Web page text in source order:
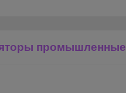
промышленные